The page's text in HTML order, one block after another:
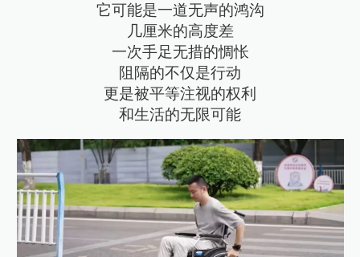
它可能是一道无声的鸿沟
几厘米的高度差
一次手足无措的惆怅
阻隔的不仅是行动
更是被平等注视的权利
和生活的无限可能